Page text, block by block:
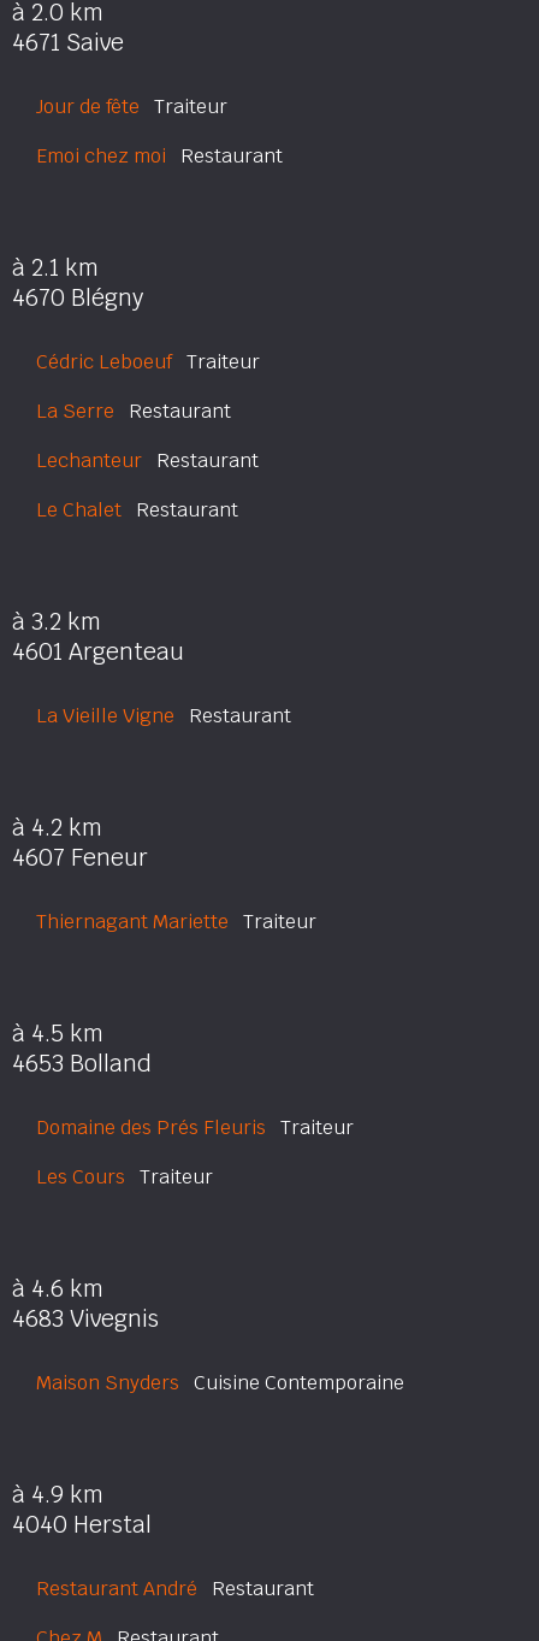
à 2.0 km
4671 Saive
Jour de fête Traiteur
Emoi chez moi Restaurant
à 2.1 km
4670 Blégny
Cédric LeboeufTraiteur
La Serre Restaurant
Lechanteur Restaurant
Le Chalet Restaurant
à 3.2 km
4601 Argenteau
La Vieille Vigne Restaurant
à 4.2 km
4607 Feneur
Thiernagant Mariette Traiteur
à 4.5 km
4653 Bolland
Domaine des Prés Fleuris Traiteur
Les Cours Traiteur
à 4.6 km
4683 Vivegnis
Maison Snyders Cuisine Contemporaine
à 4.9 km
4040 Herstal
Restaurant André Restaurant